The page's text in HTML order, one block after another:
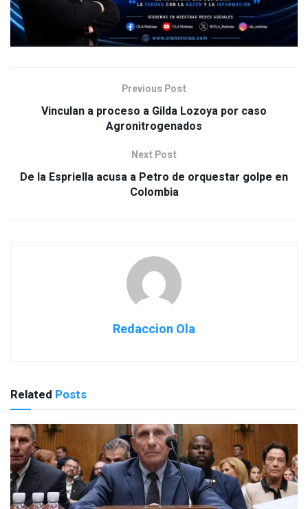
Previous Post
Vinculan a proceso a Gilda Lozoya por caso
Agronitrogenados
Next Post
De la Espriella acusa a Petro de orquestar golpe en
Colombia
Redaccion Ola
Related Posts